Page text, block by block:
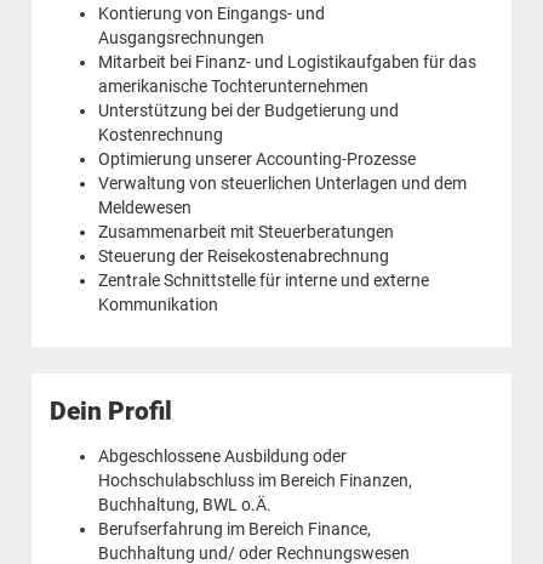
Kontierung von Eingangs- und
Ausgangsrechnungen
Mitarbeit bei Finanz- und Logistikaufgaben für das
amerikanische Tochterunternehmen
Unterstützung bei der Budgetierung und
Kostenrechnung
Optimierung unserer Accounting-Prozesse
Verwaltung von steuerlichen Unterlagen und dem
Meldewesen
Zusammenarbeit mit Steuerberatungen
Steuerung der Reisekostenabrechnung
Zentrale Schnittstelle für interne und externe
Kommunikation
Dein Profil
Abgeschlossene Ausbildung oder
Hochschulabschluss im Bereich Finanzen,
Buchhaltung, BWL o.Ä.
Berufserfahrung im Bereich Finance,
Buchhaltung und/ oder Rechnungswesen